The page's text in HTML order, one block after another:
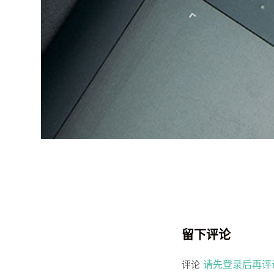
留下评论
评论 请先登录后再评